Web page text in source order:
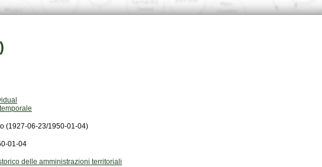
(1927-06-23/1950-01-04)
01-04
delle amministrazioni territoriali